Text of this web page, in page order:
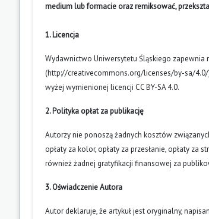
medium lub formacie oraz remiksować,
1. Licencja
Wydawnictwo Uniwersytetu Śląskiego
(http://creativecommons.org/licenses/by-sa/4.0/
wyżej wymienionej licencji CC BY-SA 4.0.
2. Polityka opłat za publikację
Autorzy nie ponoszą żadnych kosztów
opłaty za kolor, opłaty za przesłanie, opłaty za
również żadnej gratyfikacji finansowej za
3. Oświadczenie Autora
Autor deklaruje, że artykuł jest oryginalny,